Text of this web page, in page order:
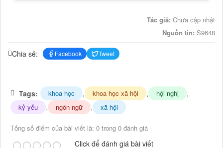
Tác giả: Chưa cập nhật
Nguồn tin: S9648
Chia sẻ: Facebook Tweet
Tags: khoa học , khoa học xã hội , hội nghị ,
kỷ yếu , ngôn ngữ , xã hội
Tổng số điểm của bài viết là: 0 trong 0 đánh giá
Click để đánh giá bài viết